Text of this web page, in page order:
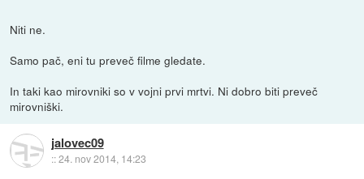
Niti ne.
Samo pač, eni tu preveč filme gledate.
In taki kao mirovniki so v vojni prvi mrtvi. Ni dobro biti preveč
mirovniški.
jalovec09
::24. nov 2014, 14:23